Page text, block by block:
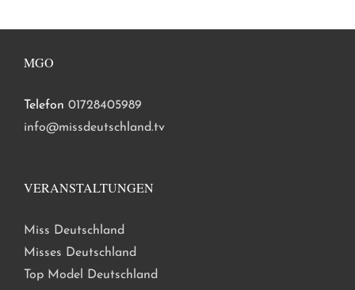
MGO
Telefon 01728405989
info@missdeutschland.tv
VERANSTALTUNGEN
Miss Deutschland
Misses Deutschland
Top Model Deutschland